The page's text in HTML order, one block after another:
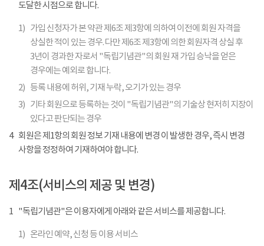
도달한 시점으로 합니다.
1) 가입 신청자가 본 약관 제6조 제3항에 의하여 이전에 회원 자격을
상실한 적이 있는 경우. 다만 제6조 제3항에 의한 회원자격 상실 후
3년이 경과한 자로서 "독립기념관"의 회원 재 가입 승낙을 얻은
경우에는 예외로 합니다.
2) 등록 내용에 허위, 기재 누락, 오기가 있는 경우
3) 기타 회원으로 등록하는 것이 "독립기념관"의 기술상 현저히 지장이
있다고 판단되는 경우
4
회원은 제1항의 회원 정보 기재 내용에 변경 이 발생한 경우, 즉시 변경
사항을 정정하여 기재하여야 합니다.
제4조(서비스의 제공 및 변경)
1 "독립기념관"은 이용자에게 아래와 같은 서비스를 제공합니다.
1) 온라인 예약, 신청 등 이용 서비스